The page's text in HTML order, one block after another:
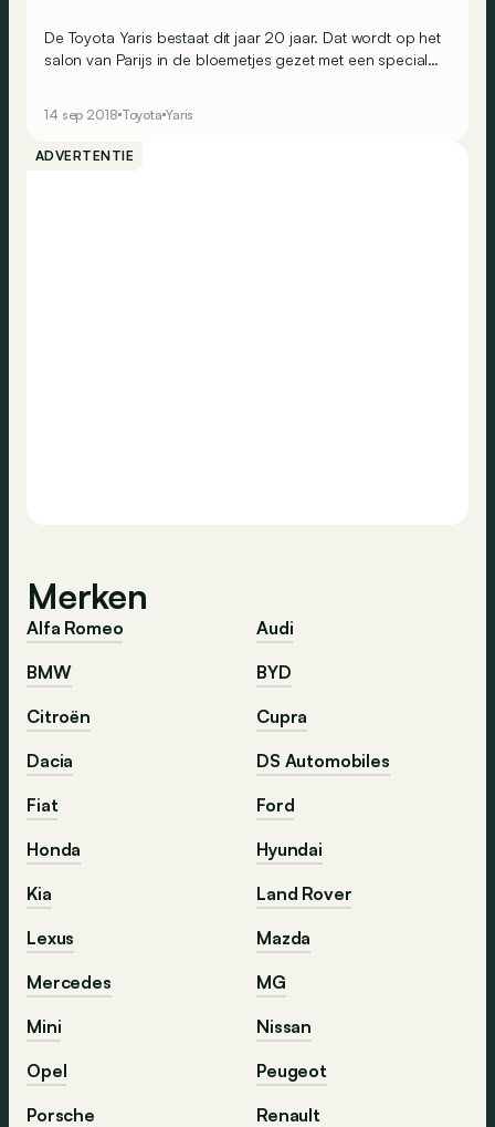
De Toyota Yaris bestaat dit jaar 20 jaar. Dat wordt op het
salon van Parijs in de bloemetjes gezet met een speciale
14 sep 2018 Toyota Yaris
ADVERTENTIE
Merken
Alfa Romeo
Audi
BMW
BYD
Citroën
Cupra
Dacia
DS Automobiles
Fiat
Ford
Honda
Hyundai
Kia
Land Rover
Lexus
Mazda
Mercedes
MG
Mini
Nissan
Opel
Peugeot
Porsche
Renault